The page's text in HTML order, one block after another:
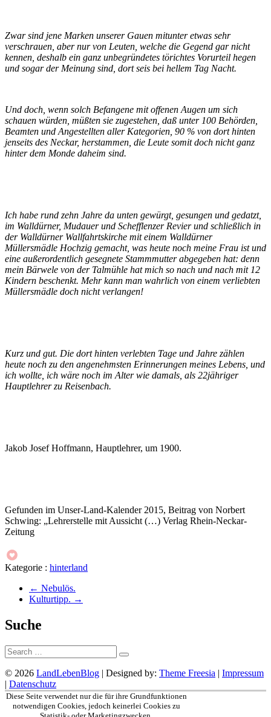
Zwar sind jene Marken unserer Gauen mitunter etwas sehr
verschrauen, aber nur von Leuten, welche die Gegend gar nicht
kennen, deshalb ein ganz unbegründetes törichtes Vorurteil hegen
und sogar der Meinung sind, dort seis bei hellem Tag Nacht.
Und doch, wenn solch Befangene mit offenen Augen um sich
schauen würden, müßten sie zugestehen, daß unter 100 Behörden,
Beamten und Angestellten aller Kategorien, 90 % von dort hinten
jenseits des Neckar, herstammen, die Leute somit doch nicht ganz
hinter dem Monde daheim sind.
Ich habe rund zehn Jahre da unten gewürgt, gesungen und gedatzt,
im Walldürner, Mudauer und Schefflenzer Revier und schließlich in
der Walldürner Wallfahrtskirche mit einem Walldürner
Müllersmädle Hochzig gemacht, was heute noch meine Frau ist und
eine außerordentlich gesegnete Stammmutter abgegeben hat: denn
mein Bärwele von der Talmühle hat mich so nach und nach mit 12
Kindern beschenkt. Mehr kann man wahrlich von einem verliebten
Müllersmädle doch nicht verlangen!
Kurz und gut. Die dort hinten verlebten Tage und Jahre zählen
heute noch zu den angenehmsten Erinnerungen meines Lebens, und
ich wollte, ich wäre noch im Alter wie damals, als 22jähriger
Hauptlehrer zu Reisenbach.
Jakob Josef Hoffmann, Hauptlehrer, um 1900.
Gefunden im Unser-Land-Kalender 2015, Beitrag von Norbert
Schwing: „Lehrerstelle mit Aussicht (…) Verlag Rhein-Neckar-
Zeitung
Kategorie : hinterland
← Nebulös.
Kulturtipp. →
Suche
Suche:
© 2026 LandLebenBlog | Designed by: Theme Freesia | Impressum
| Datenschutz
Nach
oben
Diese Seite verwendet nur die für ihre Grundfunktionen
notwendigen Cookies, jedoch keinerlei Cookies zu